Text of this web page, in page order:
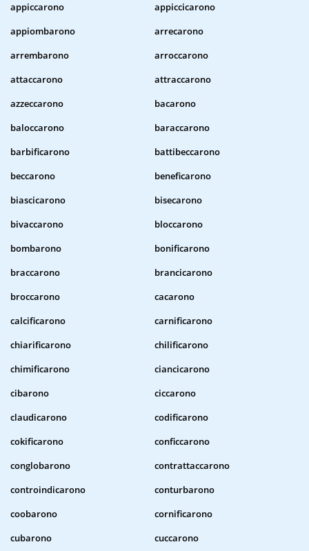
appiccarono
appiccicarono
appiombarono
arrecarono
arrembarono
arroccarono
attaccarono
attraccarono
azzeccarono
bacarono
baloccarono
baraccarono
barbificarono
battibeccarono
beccarono
beneficarono
biascicarono
bisecarono
bivaccarono
bloccarono
bombarono
bonificarono
braccarono
brancicarono
broccarono
cacarono
calcificarono
carnificarono
chiarificarono
chilificarono
chimificarono
ciancicarono
cibarono
ciccarono
claudicarono
codificarono
cokificarono
conficcarono
conglobarono
contrattaccarono
controindicarono
conturbarono
coobarono
cornificarono
cubarono
cuccarono